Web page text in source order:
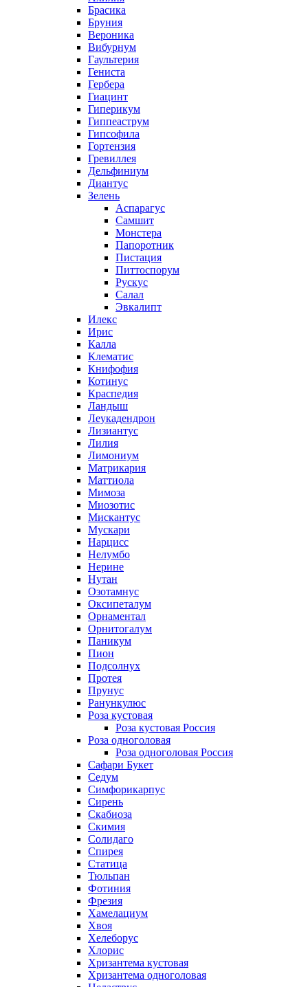
Брасика
Бруния
Вероника
Вибурнум
Гаультерия
Гениста
Гербера
Гиацинт
Гиперикум
Гиппеаструм
Гипсофила
Гортензия
Гревиллея
Дельфиниум
Диантус
Зелень
Аспарагус
Самшит
Монстера
Папоротник
Пистация
Питтоспорум
Рускус
Салал
Эвкалипт
Илекс
Ирис
Калла
Клематис
Книфофия
Котинус
Краспедия
Ландыш
Леукадендрон
Лизиантус
Лилия
Лимониум
Матрикария
Маттиола
Мимоза
Миозотис
Мискантус
Мускари
Нарцисс
Нелумбо
Нерине
Нутан
Озотамнус
Оксипеталум
Орнаментал
Орнитогалум
Паникум
Пион
Подсолнух
Протея
Прунус
Ранункулюс
Роза кустовая
Роза кустовая Россия
Роза одноголовая
Роза одноголовая Россия
Сафари Букет
Седум
Симфорикарпус
Сирень
Скабиоза
Скимия
Солидаго
Спирея
Статица
Тюльпан
Фотиния
Фрезия
Хамелациум
Хвоя
Хелеборус
Хлорис
Хризантема кустовая
Хризантема одноголовая